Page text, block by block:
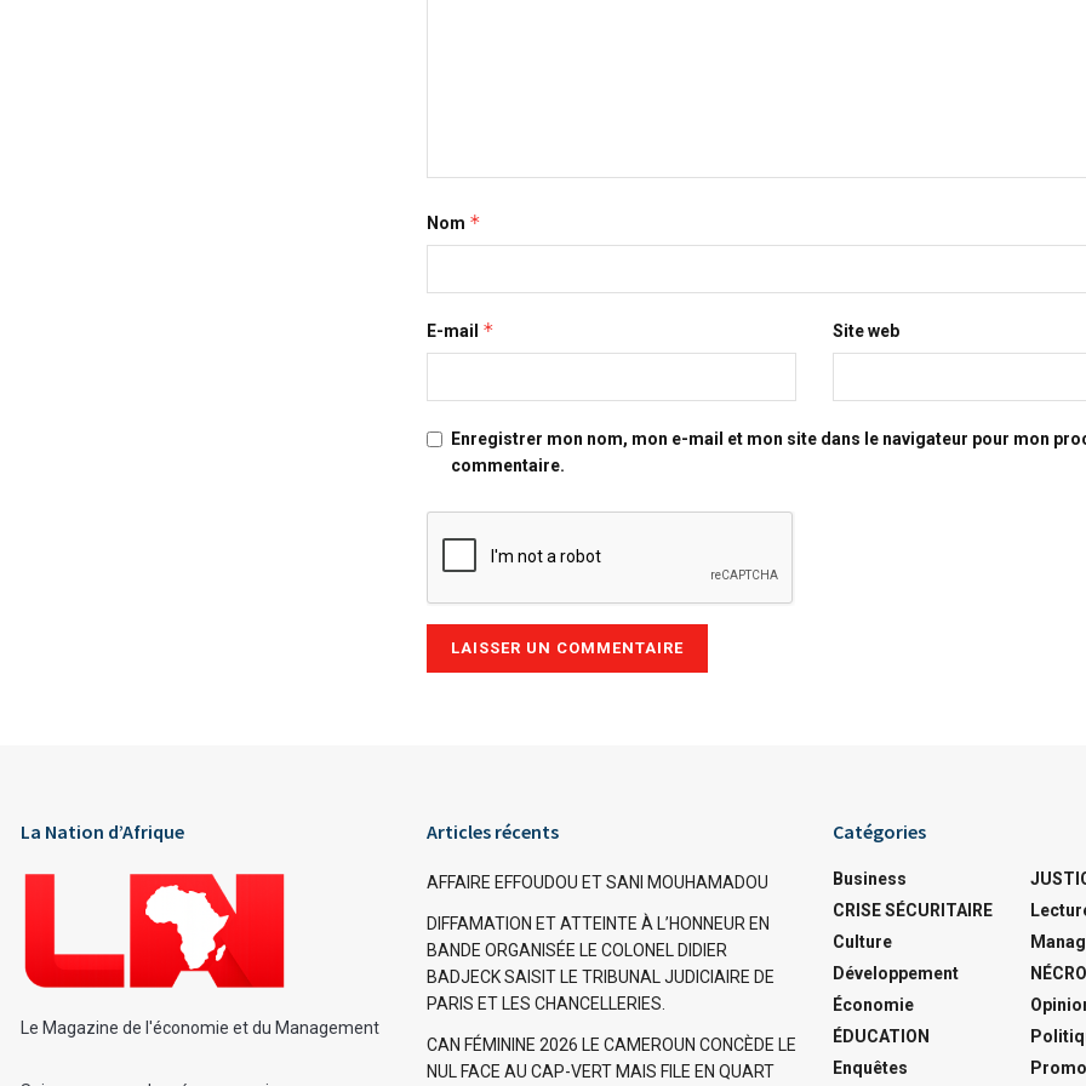
Nom *
E-mail * Site web
Enregistrer mon nom, mon e-mail et mon site dans le navigateur pour mon
commentaire.
La Nation d’Afrique
Le Magazine de l'économie et du Management
Articles récents
AFFAIRE EFFOUDOU ET SANI MOUHAMADOU
DIFFAMATION ET ATTEINTE À L’HONNEUR EN
BANDE ORGANISÉE LE COLONEL DIDIER
BADJECK SAISIT LE TRIBUNAL JUDICIAIRE DE
PARIS ET LES CHANCELLERIES.
CAN FÉMININE 2026 LE CAMEROUN CONCÈDE LE
NUL FACE AU CAP-VERT MAIS FILE EN QUART
Catégories
Business
CRISE SÉCURITAIRE
Culture
Développement
Économie
ÉDUCATION
Enquêtes